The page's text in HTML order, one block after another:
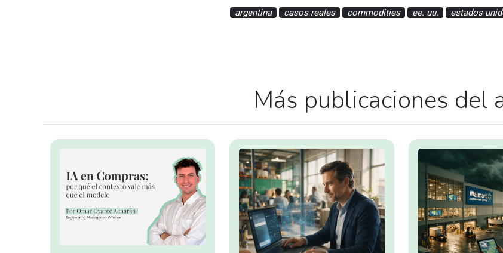
argentina casos reales commodities ee. uu. estados
Más publicaciones del